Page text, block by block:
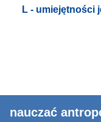
L - umiejętności
nauczać